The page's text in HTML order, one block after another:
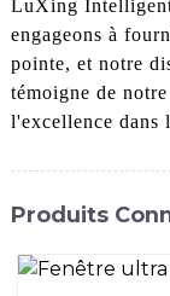
LuXing
engageons à
pointe, et notre
témoigne de
l'excellence dans
Produits